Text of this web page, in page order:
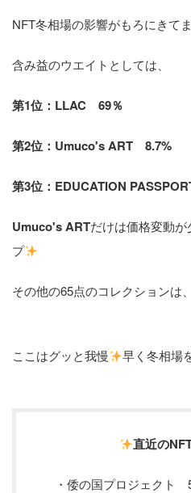
NFT冬相場の影響がもろにきて
含み益のウエイトとしては、
第1位：LLAC 69％
第2位：Umuco's ART 8.7%
第3位：EDUCATION
Umuco's ARTだけは価格変動
プ
その他の65点のコレクションは
ここはグッと我慢 早く冬相場
直近の
・倭の国プロジェクト